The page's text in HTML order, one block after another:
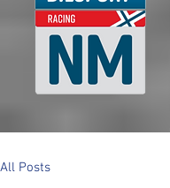
All Posts